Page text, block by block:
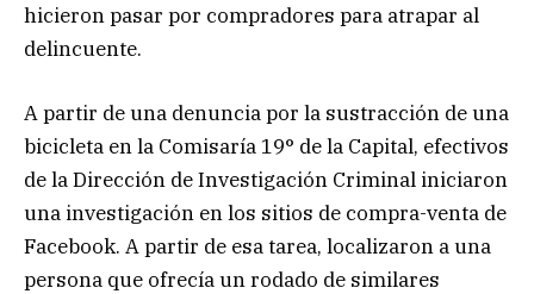
hicieron pasar por compradores para atrapar al
delincuente.
A partir de una denuncia por la sustracción de una
bicicleta en la Comisaría 19° de la Capital, efectivos
de la Dirección de Investigación Criminal iniciaron
una investigación en los sitios de compra-venta de
Facebook. A partir de esa tarea, localizaron a una
persona que ofrecía un rodado de similares